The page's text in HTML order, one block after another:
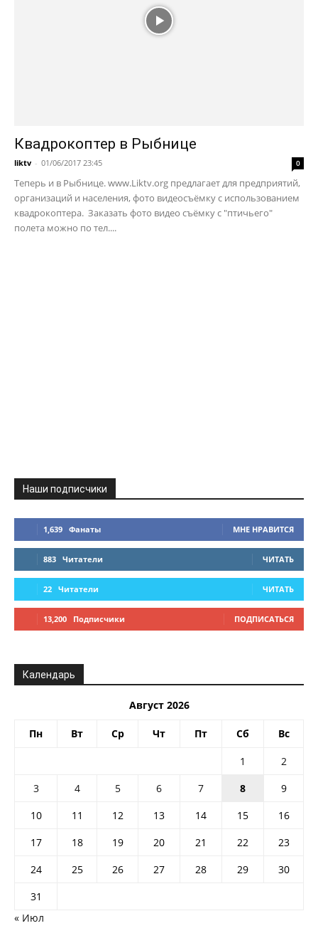
Квадрокоптер в Рыбнице
liktv - 01/06/2017 23:45 0
Теперь и в Рыбнице. www.Liktv.org предлагает для предприятий,
организаций и населения, фото видеосъёмку с использованием
квадрокоптера. Заказать фото видео съёмку с "птичьего"
полета можно по тел....
Наши подписчики
1,639 Фанаты МНЕ НРАВИТСЯ
883 Читатели ЧИТАТЬ
22 Читатели ЧИТАТЬ
13,200 Подписчики ПОДПИСАТЬСЯ
Календарь
Август 2026
Пн Вт Ср Чт Пт Сб Вс
1
2
3
4 5 6 7 8
9
10
11 12 13 14 15
16
17
18 19 20 21 22
23
24
25 26 27 28 29
30
31
« Июл